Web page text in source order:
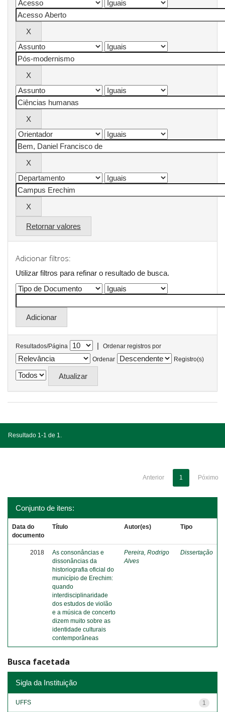
Retornar valores
Adicionar filtros:
Utilizar filtros para refinar o resultado de busca.
Resultados/Página |
Ordenar registros por
Ordenar
Registro(s)
Resultado 1-1 de 1.
Anterior 1 Póximo
Conjunto de itens:
Data do
documento
Título Autor(es) Tipo
2018
As consonâncias e
dissonâncias da
historiografia oficial do
município de Erechim:
quando
interdisciplinaridade
dos estudos de violão
e a música de concerto
dizem muito sobre as
identidade culturais
contemporâneas
Pereira, Rodrigo
Alves
Dissertação
Busca facetada
Sigla da Instituição
1
UFFS